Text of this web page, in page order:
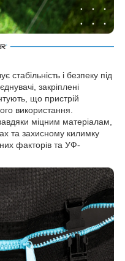
стабільність і безпеку під
закріплені
що пристрій
використання.
міцним матеріалам,
та захисному килимку
факторів та УФ-